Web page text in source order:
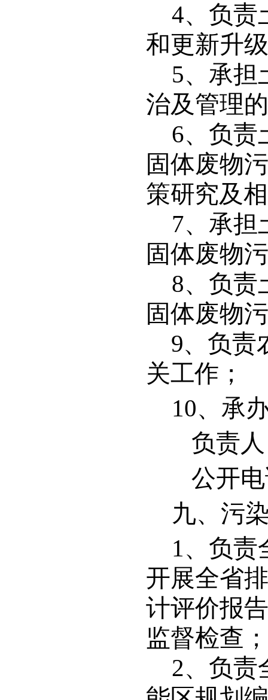
4、负责
和更新升
5、承担
治及管理
6、负责
固体废物
策研究及
7、承担
固体废物
8、负责
固体废物
9、负责
关工作；
10、承
负责人
公开电
九、 污
1、负责
开展全省
计评价报
监督检查；
2、负责